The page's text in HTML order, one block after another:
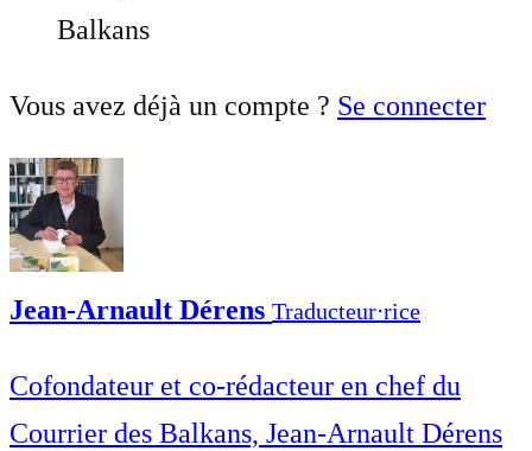
Balkans
Vous avez déjà un compte ? Se connecter
Jean-Arnault Dérens Traducteur⋅rice
Cofondateur et co-rédacteur en chef du
Courrier des Balkans, Jean-Arnault Dérens